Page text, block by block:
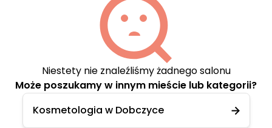
Niestety nie znaleźliśmy żadnego salonu
Może poszukamy w innym mieście lub kategorii?
Kosmetologia w Dobczyce